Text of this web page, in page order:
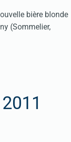
bière blonde
(Sommelier,